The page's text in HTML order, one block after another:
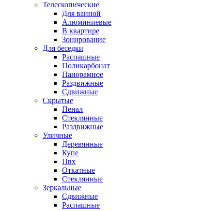
Телескопические
Для ванной
Алюминиевые
В квартире
Зонирование
Для беседки
Распашные
Поликарбонат
Панорамное
Раздвижные
Сдвижные
Скрытые
Пенал
Стеклянные
Раздвижные
Уличные
Деревянные
Купе
Пвх
Откатные
Стеклянные
Зеркальные
Сдвижные
Распашные